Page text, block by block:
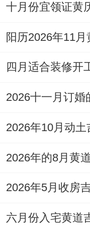
20:59）；
适合人群:订婚
十九~冲龙（丙
求嗣、斋醮、冠
木、上梁、安门
从吉时:子时（
59）、午时（